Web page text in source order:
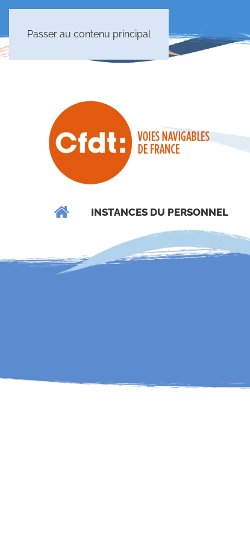
Passer au contenu principal
INSTANCES DU PERSONNEL